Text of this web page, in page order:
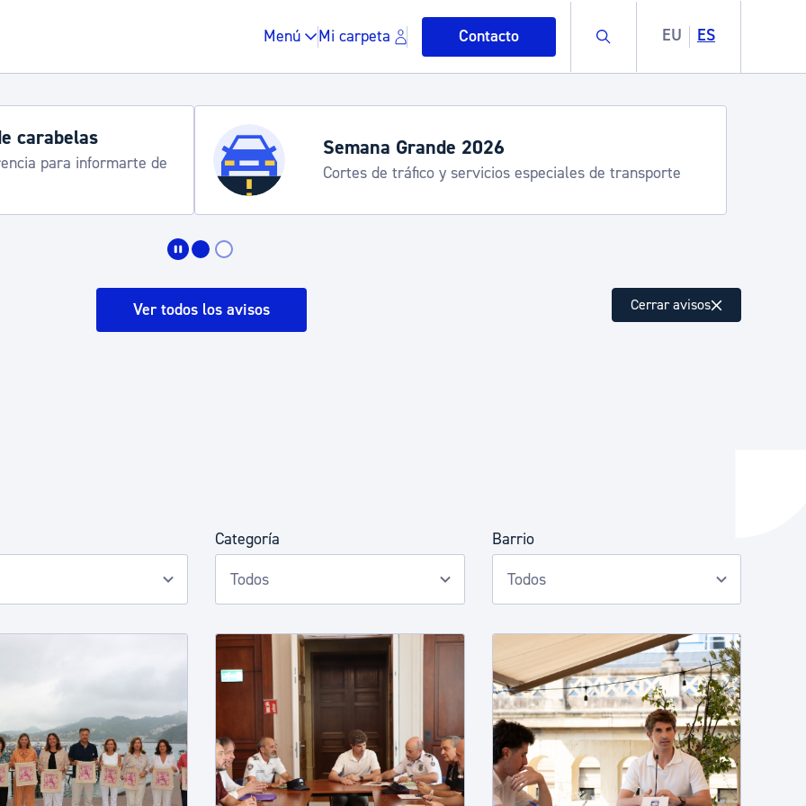
Menú Mi carpeta Contacto Buscar EU ES
Espacio público, residuos y medioambiente
Igualdad, Derechos Humanos y convivencia
Turismo
Horarios y servicios de verano
Udalinfo, Donostia Kirola, Donostia Kultura, San Telmo,
Urgull, Hondalea, Turismo
Ver todos los avisos Cerrar avisos
Categoría Barrio